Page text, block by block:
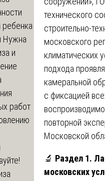
технического
строительно-
московского
климатических
подхода
камеральной
с фиксацией
повторной
Московской
🔬 Раздел 1.
московских
ребенка
Нужна
и
работ